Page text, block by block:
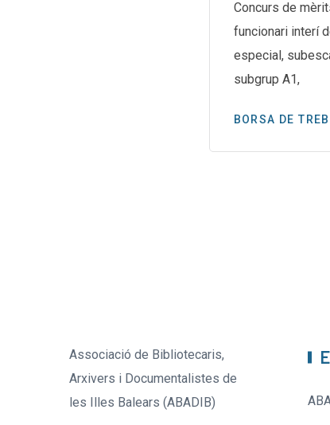
Concurs de
funcionari interí
especial,
subgrup A1,
BORSA DE
Associació de Bibliotecaris,
Arxivers i Documentalistes de
les Illes Balears (ABADIB)